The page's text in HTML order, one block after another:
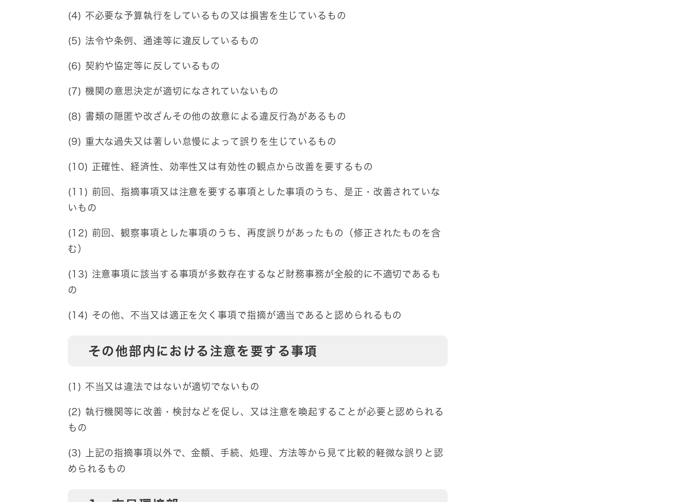
(4) 不必要な予算執行をしているもの又は損害を生じているもの
(5) 法令や条例、通達等に違反しているもの
(6) 契約や協定等に反しているもの
(7) 機関の意思決定が適切になされていないもの
(8) 書類の隠匿や改ざんその他の故意による違反行為があるもの
(9) 重大な過失又は著しい怠慢によって誤りを生じているもの
(10) 正確性、経済性、効率性又は有効性の観点から改善を要するもの
(11) 前回、指摘事項又は注意を要する事項とした事項のうち、是正・改善されていな
いもの
(12) 前回、観察事項とした事項のうち、再度誤りがあったもの（修正されたものを含
む）
(13) 注意事項に該当する事項が多数存在するなど財務事務が全般的に不適切であるも
の
(14) その他、不当又は適正を欠く事項で指摘が適当であると認められるもの
その他部内における注意を要する事項
(1) 不当又は違法ではないが適切でないもの
(2) 執行機関等に改善・検討などを促し、又は注意を喚起することが必要と認められる
もの
(3) 上記の指摘事項以外で、金額、手続、処理、方法等から見て比較的軽微な誤りと認
められるもの